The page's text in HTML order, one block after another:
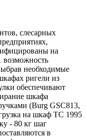
слесарных
на
возможность
необходимые
ригели из
обеспечивают
шкафа
(Burg GSC813,
на шкаф ТС 1995
- 80 кг шаг
в